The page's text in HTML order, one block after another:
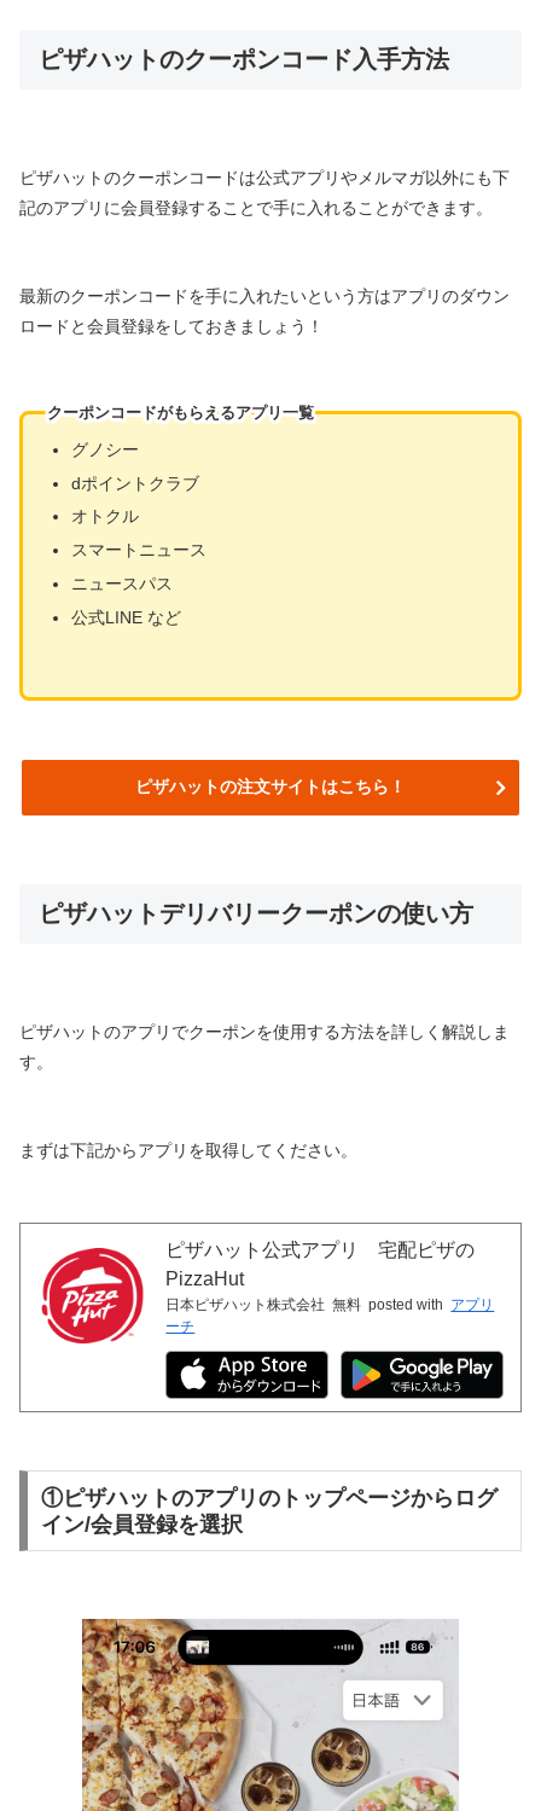
ピザハットのクーポンコード入手方法
ピザハットのクーポンコードは公式アプリやメルマガ以外にも下
記のアプリに会員登録することで手に入れることができます。
最新のクーポンコードを手に入れたいという方はアプリのダウン
ロードと会員登録をしておきましょう！
クーポンコードがもらえるアプリ一覧
グノシー
dポイントクラブ
オトクル
スマートニュース
ニュースパス
公式LINE など
ピザハットの注文サイトはこちら！
ピザハットデリバリークーポンの使い方
ピザハットのアプリでクーポンを使用する方法を詳しく解説しま
す。
まずは下記からアプリを取得してください。
ピザハット公式アプリ 宅配ピザの
PizzaHut
日本ピザハット株式会社 無料 posted with アプリ
ーチ
①ピザハットのアプリのトップページからログ
イン/会員登録を選択